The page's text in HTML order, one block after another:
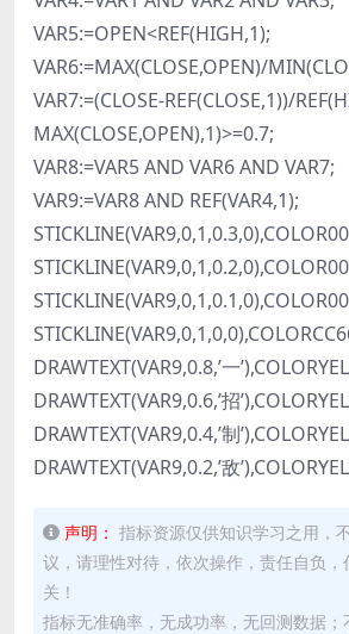
VAR5:=OPEN<REF(HIGH,1);
VAR6:=MAX(CLOSE,OPEN)/
VAR7:=(CLOSE-REF(CLOSE,1))/
MAX(CLOSE,OPEN),1)>=0.7;
VAR8:=VAR5 AND VAR6 AND VAR7;
VAR9:=VAR8 AND REF(VAR4,1);
DRAWTEXT(VAR9,0.8,’一
DRAWTEXT(VAR9,0.6,’招
DRAWTEXT(VAR9,0.4,’制
DRAWTEXT(VAR9,0.2,’敌
声明： 指标资源仅供知识学习之用，
议，请理性对待，依次操作，责任自负
关！
指标无准确率，无成功率，无回测数据；